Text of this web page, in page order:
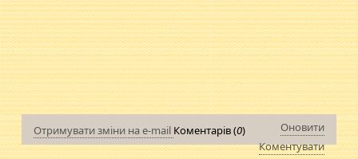
Отримувати зміни на e-mail Коментарів (0)
Оновити
Коментувати